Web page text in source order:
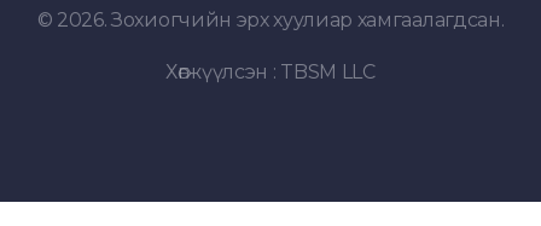
© 2026. Зохиогчийн эрх хуулиар хамгаалагдсан.
Хөгжүүлсэн : TBSM LLC